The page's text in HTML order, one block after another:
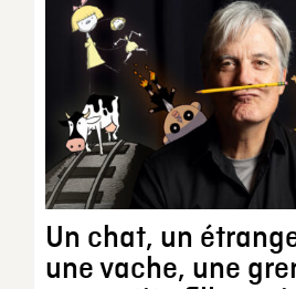
Un chat, un
une vache, une